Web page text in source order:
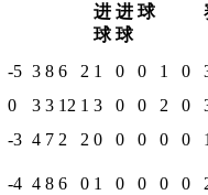
进
球
进
球
球
-5 3 8 6 2 1 0 0 1 0
0 3 3 12 1 3 0 0 2 0
-3 4 7 2 2 0 0 0 0 0
-4 4 8 6 0 1 0 0 0 0